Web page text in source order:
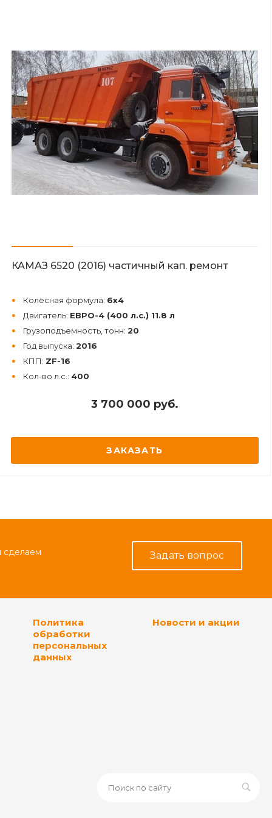
КАМАЗ 6520 (2016) частичный кап. ремонт
Колесная формула: 6х4
Двигатель: ЕВРО-4 (400 л.с.) 11.8 л
Грузоподъемность, тонн: 20
Год выпуска: 2016
КПП: ZF-16
Кол-во л.с.: 400
3 700 000 руб.
ЗАКАЗАТЬ
сделаем
Задать вопрос
Политика
обработки
персональных
данных
Новости и акции